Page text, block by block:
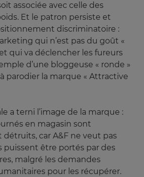
associée avec celle des
Et le patron persiste et
discriminatoire :
qui n’est pas du goût «
qui va déclencher les fureurs
d’une bloggeuse « ronde »
parodier la marque « Attractive
a terni l’image de la marque :
en magasin sont
car A&F ne veut pas
puissent être portés par des
malgré les demandes
pour les récupérer.